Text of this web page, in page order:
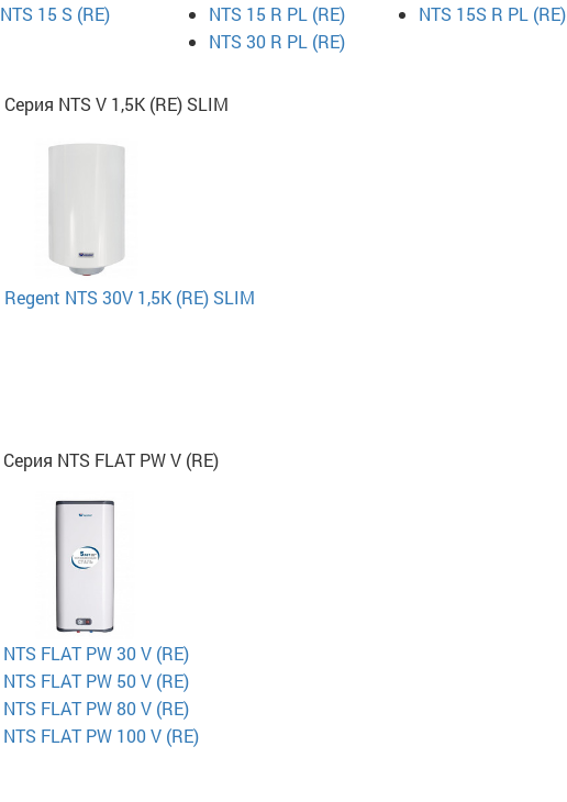
NTS 15 S (RE)
NTS 15 R PL (RE)
NTS 30 R PL (RE)
NTS 15S R PL (RE)
Серия NTS V 1,5K (RE) SLIM
Regent NTS 30V 1,5K (RE) SLIM
Серия NTS FLAT PW V (RE)
NTS FLAT PW 30 V (RE)
NTS FLAT PW 50 V (RE)
NTS FLAT PW 80 V (RE)
NTS FLAT PW 100 V (RE)